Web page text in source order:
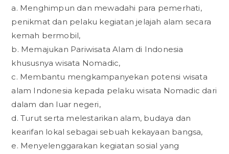
a. Menghimpun dan mewadahi para pemerhati,
penikmat dan pelaku kegiatan jelajah alam secara
kemah bermobil,
b. Memajukan Pariwisata Alam di Indonesia
khususnya wisata Nomadic,
c. Membantu mengkampanyekan potensi wisata
alam Indonesia kepada pelaku wisata Nomadic dari
dalam dan luar negeri,
d. Turut serta melestarikan alam, budaya dan
kearifan lokal sebagai sebuah kekayaan bangsa,
e. Menyelenggarakan kegiatan sosial yang